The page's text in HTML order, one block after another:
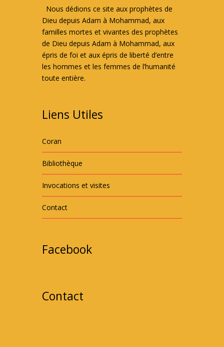
Nous dédions ce site aux prophètes de
Dieu depuis Adam à Mohammad, aux
familles mortes et vivantes des prophètes
de Dieu depuis Adam à Mohammad, aux
épris de foi et aux épris de liberté d’entre
les hommes et les femmes de l’humanité
toute entière.
Liens Utiles
Coran
Bibliothèque
Invocations et visites
Contact
Facebook
Contact